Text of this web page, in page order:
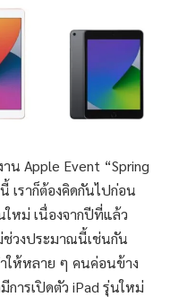
น Apple Event “Spring
เราก็ต้องคิดกันไปก่อน
ใหม่ เนื่องจากปีที่แล้ว
ช่วงประมาณนี้เช่นกัน
ำให้หลาย ๆ คนค่อนข้าง
การเปิดตัว iPad รุ่นใหม่